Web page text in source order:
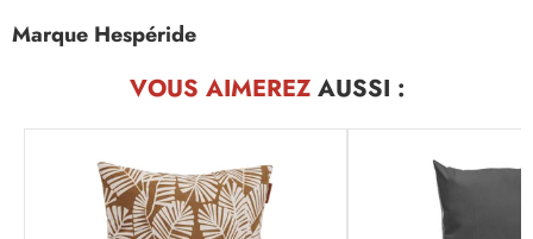
Marque Hespéride
VOUS AIMEREZAUSSI :